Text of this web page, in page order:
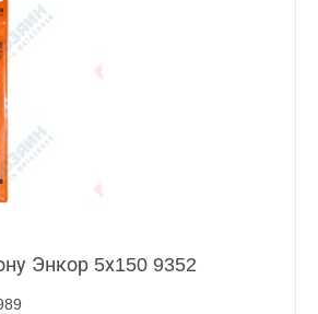
Энкор 5х150 9352